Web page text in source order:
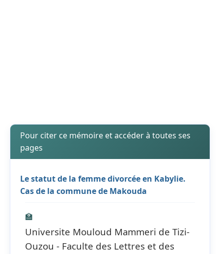
Pour citer ce mémoire et accéder à toutes ses
pages
Le statut de la femme divorcée en Kabylie.
Cas de la commune de Makouda
🏫
Universite Mouloud Mammeri de Tizi-
Ouzou - Faculte des Lettres et des